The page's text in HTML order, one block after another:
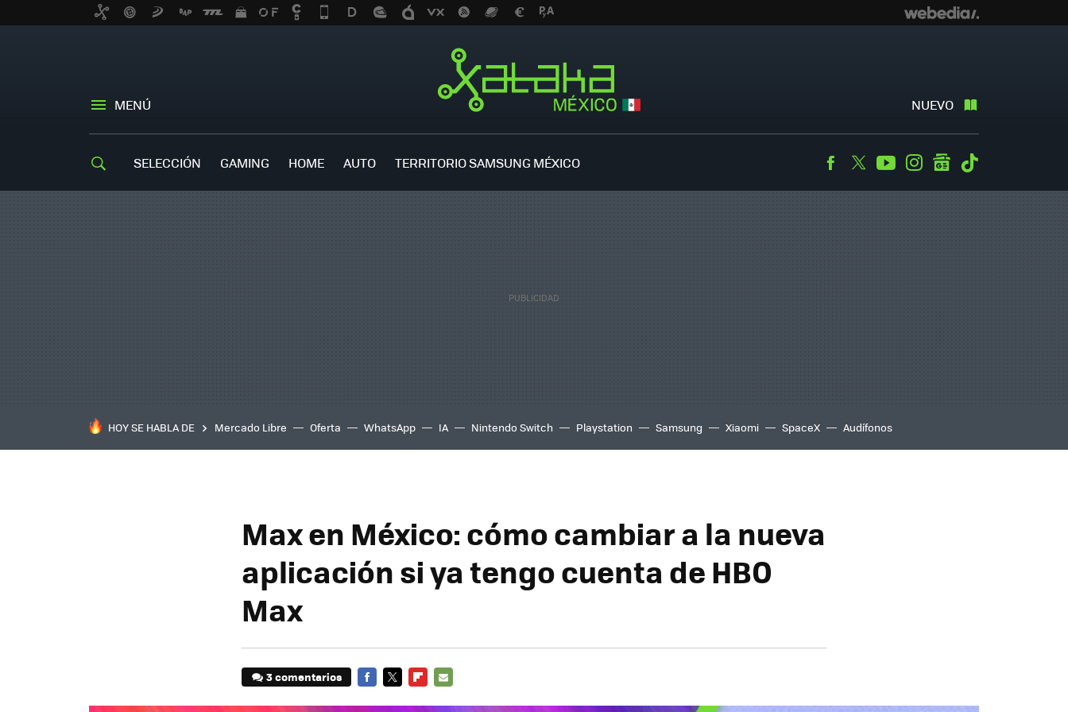
MENÚ NUEVO
SELECCIÓN GAMING HOME AUTO TERRITORIO SAMSUNG MÉXICO Facebook
TwitterYoutubeInstagramgooglenews
HOY SE HABLA DE Mercado Libre Oferta WhatsApp IA Nintendo Switch Playstation Samsung Xiaomi SpaceX Audífonos
Max en México: cómo cambiar a la nueva
aplicación si ya tengo cuenta de HBO
Max
3 comentarios